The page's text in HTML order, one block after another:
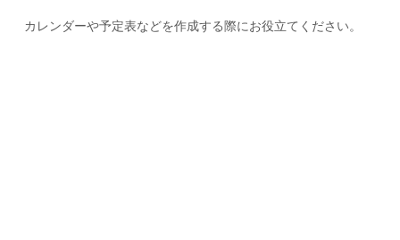
カレンダーや予定表などを作成する際にお役立てください。